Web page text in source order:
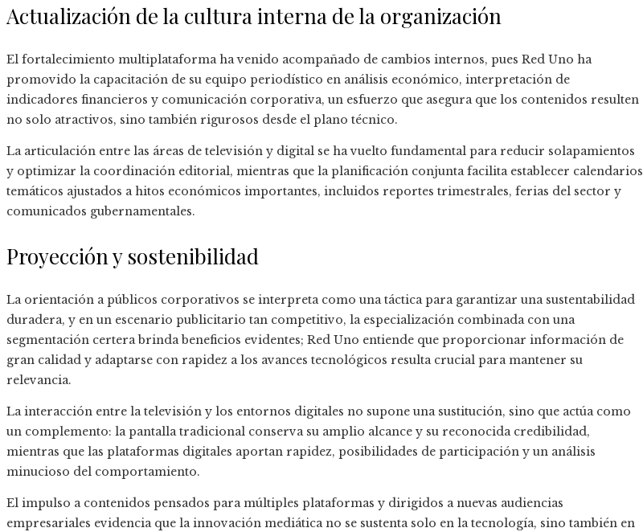
Actualización de la cultura interna de la organización
El fortalecimiento multiplataforma ha venido acompañado de cambios internos, pues Red Uno ha
promovido la capacitación de su equipo periodístico en análisis económico, interpretación de
indicadores financieros y comunicación corporativa, un esfuerzo que asegura que los contenidos resulten
no solo atractivos, sino también rigurosos desde el plano técnico.
La articulación entre las áreas de televisión y digital se ha vuelto fundamental para reducir solapamientos
y optimizar la coordinación editorial, mientras que la planificación conjunta facilita establecer calendarios
temáticos ajustados a hitos económicos importantes, incluidos reportes trimestrales, ferias del sector y
comunicados gubernamentales.
Proyección y sostenibilidad
La orientación a públicos corporativos se interpreta como una táctica para garantizar una sustentabilidad
duradera, y en un escenario publicitario tan competitivo, la especialización combinada con una
segmentación certera brinda beneficios evidentes; Red Uno entiende que proporcionar información de
gran calidad y adaptarse con rapidez a los avances tecnológicos resulta crucial para mantener su
relevancia.
La interacción entre la televisión y los entornos digitales no supone una sustitución, sino que actúa como
un complemento: la pantalla tradicional conserva su amplio alcance y su reconocida credibilidad,
mientras que las plataformas digitales aportan rapidez, posibilidades de participación y un análisis
minucioso del comportamiento.
El impulso a contenidos pensados para múltiples plataformas y dirigidos a nuevas audiencias
empresariales evidencia que la innovación mediática no se sustenta solo en la tecnología, sino también en